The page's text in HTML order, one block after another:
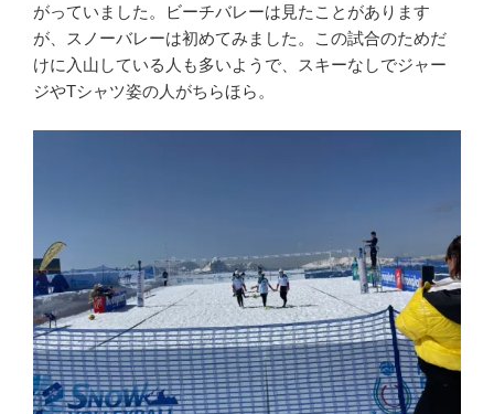
がっていました。ビーチバレーは見たことがあります
が、スノーバレーは初めてみました。この試合のためだ
けに入山している人も多いようで、スキーなしでジャー
ジやTシャツ姿の人がちらほら。